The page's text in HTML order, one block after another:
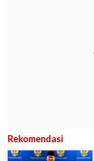
Rekomendasi